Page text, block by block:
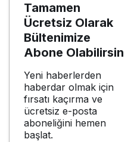
Tamamen
Ücretsiz Olarak
Bültenimize
Abone Olabilirsin
Yeni haberlerden
haberdar olmak için
fırsatı kaçırma ve
ücretsiz e-posta
aboneliğini hemen
başlat.